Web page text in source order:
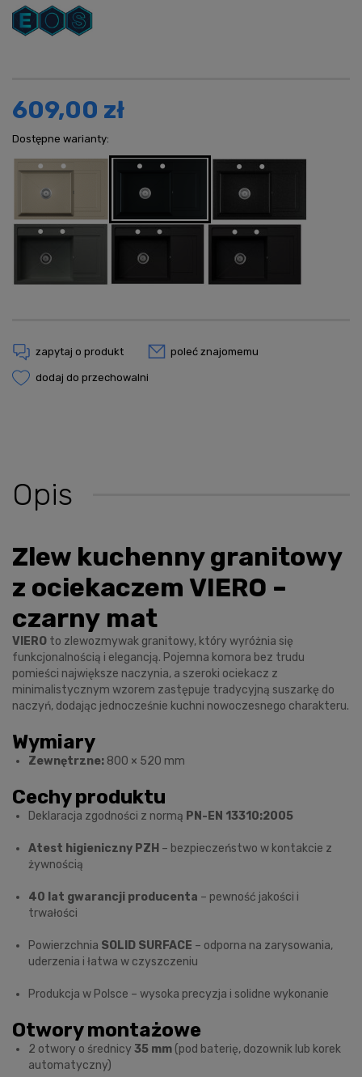
609,00 zł
Dostępne warianty:
zapytaj o produkt poleć znajomemu
dodaj do przechowalni
Opis
Zlew kuchenny granitowy
z ociekaczem VIERO –
czarny mat
VIERO to zlewozmywak granitowy, który wyróżnia się
funkcjonalnością i elegancją. Pojemna komora bez trudu
pomieści największe naczynia, a szeroki ociekacz z
minimalistycznym wzorem zastępuje tradycyjną suszarkę do
naczyń, dodając jednocześnie kuchni nowoczesnego charakteru.
Wymiary
Zewnętrzne: 800 × 520 mm
Cechy produktu
Deklaracja zgodności z normą PN-EN 13310:2005
Atest higieniczny PZH – bezpieczeństwo w kontakcie z
żywnością
40 lat gwarancji producenta – pewność jakości i
trwałości
Powierzchnia SOLID SURFACE – odporna na zarysowania,
uderzenia i łatwa w czyszczeniu
Produkcja w Polsce – wysoka precyzja i solidne wykonanie
Otwory montażowe
2 otwory o średnicy 35 mm (pod baterię, dozownik lub korek
automatyczny)